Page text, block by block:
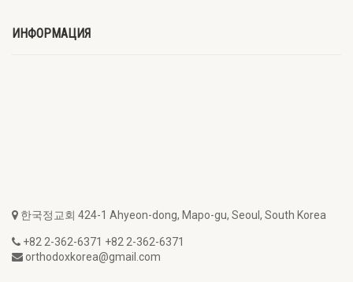
ИНФОРМАЦИЯ
한국정교회 424-1 Ahyeon-dong, Mapo-gu, Seoul, South Korea
+82 2-362-6371 +82 2-362-6371
orthodoxkorea@gmail.com